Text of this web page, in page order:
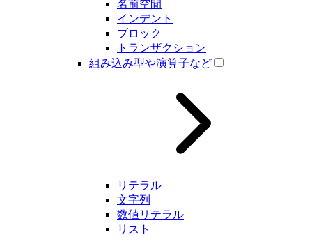
名前空間
インデント
ブロック
トランザクション
組み込み型や演算子など
リテラル
文字列
数値リテラル
リスト